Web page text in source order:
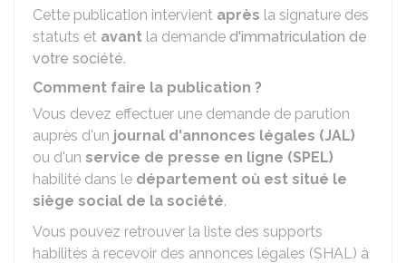
Cette publication intervient après la signature des
statuts et avant la demande d'immatriculation de
votre société.
Comment faire la publication ?
Vous devez effectuer une demande de parution
auprès d'un journal d'annonces légales (JAL)
ou d'un service de presse en ligne (SPEL)
habilité dans le département où est situé le
siège social de la société.
Vous pouvez retrouver la liste des supports
habilités à recevoir des annonces légales (SHAL) à